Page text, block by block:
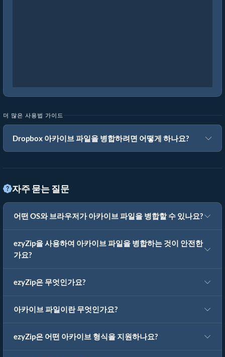
더 많은 사용법 가이드
Dropbox 아카이브 파일을 병합하려면 어떻게 하나요?
자주 묻는 질문
어떤 OS와 브라우저가 아카이브 파일을 병합할 수 있나요?
ezyZip을 사용하여 아카이브 파일을 병합하는 것이 안전한
가요?
ezyZip은 무엇인가요?
아카이브 파일이란 무엇인가요?
ezyZip은 어떤 아카이브 형식을 지원하나요?